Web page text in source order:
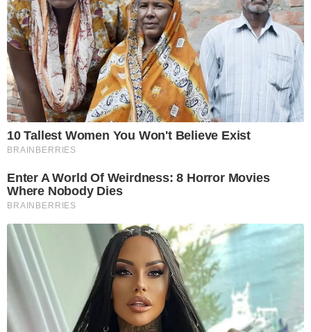
10 Tallest Women You Won't Believe Exist
BRAINBERRIES
Enter A World Of Weirdness: 8 Horror Movies
Where Nobody Dies
BRAINBERRIES